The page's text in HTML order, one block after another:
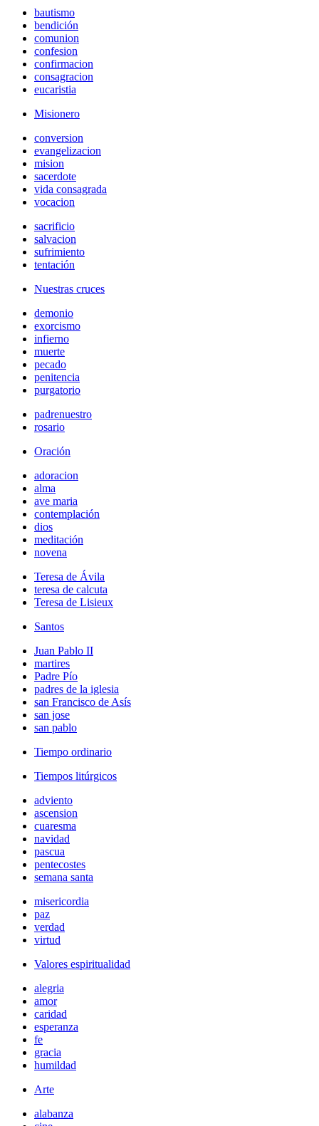
bautismo
bendición
comunion
confesion
confirmacion
consagracion
eucaristia
Misionero
conversion
evangelizacion
mision
sacerdote
vida consagrada
vocacion
sacrificio
salvacion
sufrimiento
tentación
Nuestras cruces
demonio
exorcismo
infierno
muerte
pecado
penitencia
purgatorio
padrenuestro
rosario
Oración
adoracion
alma
ave maria
contemplación
dios
meditación
novena
Teresa de Ávila
teresa de calcuta
Teresa de Lisieux
Santos
Juan Pablo II
martires
Padre Pío
padres de la iglesia
san Francisco de Asís
san jose
san pablo
Tiempo ordinario
Tiempos litúrgicos
adviento
ascension
cuaresma
navidad
pascua
pentecostes
semana santa
misericordia
paz
verdad
virtud
Valores espiritualidad
alegria
amor
caridad
esperanza
fe
gracia
humildad
Arte
alabanza